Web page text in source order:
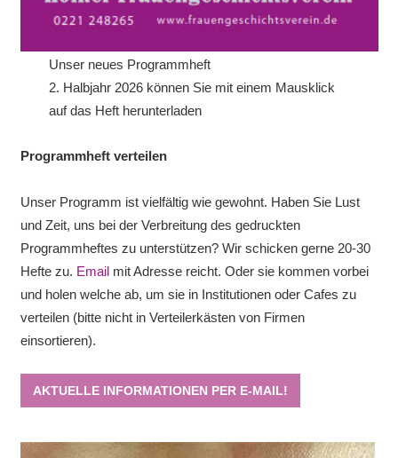
Unser neues Programmheft
2. Halbjahr 2026 können Sie mit einem Mausklick
auf das Heft herunterladen
Programmheft verteilen
Unser Programm ist vielfältig wie gewohnt. Haben Sie Lust
und Zeit, uns bei der Verbreitung des gedruckten
Programmheftes zu unterstützen? Wir schicken gerne 20-30
Hefte zu. Emailmit Adresse reicht. Oder sie kommen vorbei
und holen welche ab, um sie in Institutionen oder Cafes zu
verteilen (bitte nicht in Verteilerkästen von Firmen
einsortieren).
AKTUELLE INFORMATIONEN PER E-MAIL!